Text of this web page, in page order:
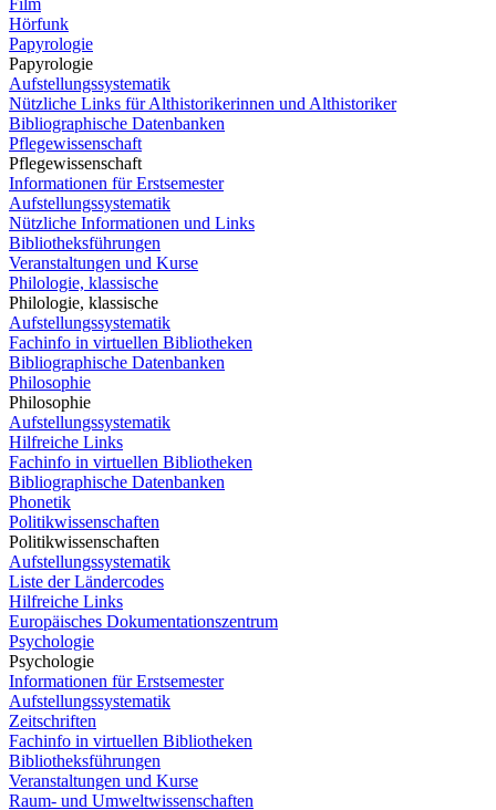
Film
Hörfunk
Papyrologie
Papyrologie
Aufstellungssystematik
Nützliche Links für Althistorikerinnen und Althistoriker
Bibliographische Datenbanken
Pflegewissenschaft
Pflegewissenschaft
Informationen für Erstsemester
Aufstellungssystematik
Nützliche Informationen und Links
Bibliotheksführungen
Veranstaltungen und Kurse
Philologie, klassische
Philologie, klassische
Aufstellungssystematik
Fachinfo in virtuellen Bibliotheken
Bibliographische Datenbanken
Philosophie
Philosophie
Aufstellungssystematik
Hilfreiche Links
Fachinfo in virtuellen Bibliotheken
Bibliographische Datenbanken
Phonetik
Politikwissenschaften
Politikwissenschaften
Aufstellungssystematik
Liste der Ländercodes
Hilfreiche Links
Europäisches Dokumentationszentrum
Psychologie
Psychologie
Informationen für Erstsemester
Aufstellungssystematik
Zeitschriften
Fachinfo in virtuellen Bibliotheken
Bibliotheksführungen
Veranstaltungen und Kurse
Raum- und Umweltwissenschaften